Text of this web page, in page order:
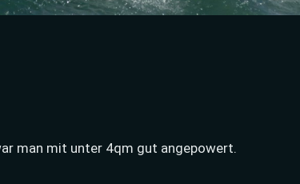
man mit unter 4qm gut angepowert.